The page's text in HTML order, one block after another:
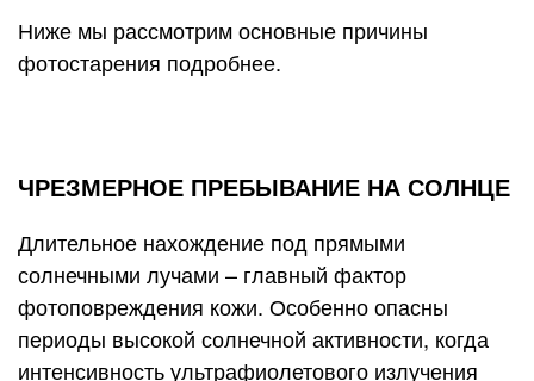
Ниже мы рассмотрим основные причины
фотостарения подробнее.
ЧРЕЗМЕРНОЕ ПРЕБЫВАНИЕ НА СОЛНЦЕ
Длительное нахождение под прямыми
солнечными лучами – главный фактор
фотоповреждения кожи. Особенно опасны
периоды высокой солнечной активности, когда
интенсивность ультрафиолетового излучения